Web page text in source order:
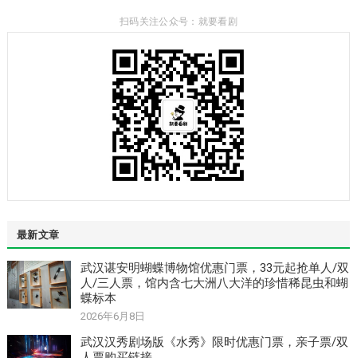
扫码关注公众号：就要看剧
最新文章
武汉谌安明蝴蝶博物馆优惠门票，33元起抢单人/双
人/三人票，馆内含七大洲八大洋的珍惜稀昆虫和蝴
蝶标本
2026年6月8日
武汉汉秀剧场版《水秀》限时优惠门票，亲子票/双